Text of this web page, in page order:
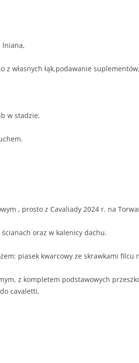
lniana,
z własnych łąk,podawanie suplementów,
w stadzie,
, prosto z Cavaliady 2024 r. na
oraz w kalenicy dachu.
piasek kwarcowy ze skrawkami
z kompletem podstawowych
cavaletti,